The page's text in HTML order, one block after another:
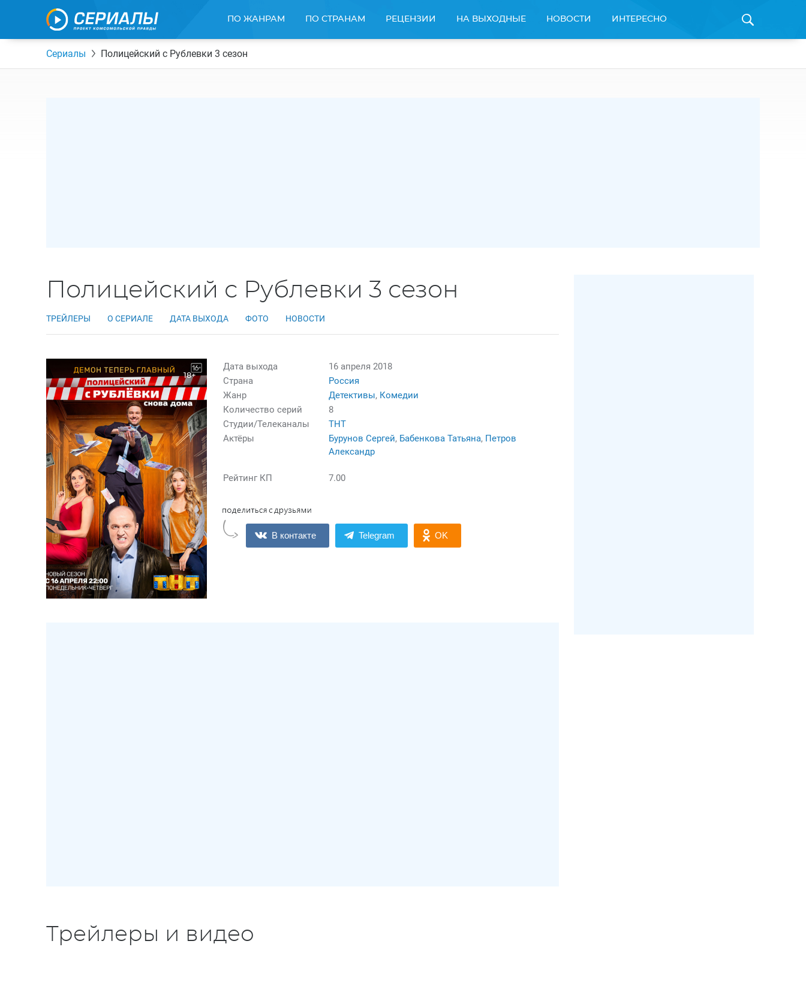
ПО ЖАНРАМ ПО СТРАНАМ РЕЦЕНЗИИ НА ВЫХОДНЫЕ НОВОСТИ ИНТЕРЕСНО
Сериалы Полицейский с Рублевки 3 сезон
Полицейский с Рублевки 3 сезон
ТРЕЙЛЕРЫ О СЕРИАЛЕ ДАТА ВЫХОДА ФОТО НОВОСТИ
18+
Дата выхода
16 апреля 2018
Страна
Россия
Жанр
Детективы, Комедии
Количество серий
8
Студии/Телеканалы
ТНТ
Актёры
Бурунов Сергей, Бабенкова Татьяна, Петров
Александр
Рейтинг КП 7.00
В контакте Telegram OK
Трейлеры и видео